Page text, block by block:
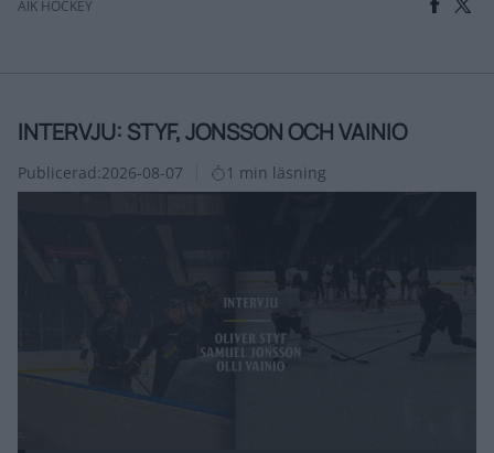
AIK HOCKEY
INTERVJU: STYF, JONSSON OCH VAINIO
Publicerad:2026-08-07 1 min läsning